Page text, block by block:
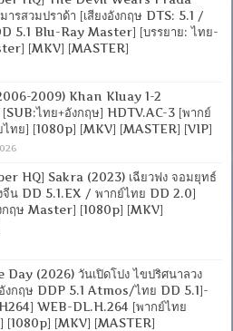
ารสวมปราด้า [เสียงอังกฤษ DTS: 5.1 /
5.1 Blu-Ray Master] [บรรยาย: ไทย-
[MKV] [MASTER]
2009) Khan Kluay 1-2
ไทย+อังกฤษ] HDTV.AC-3 [พากย์
ไทย] [1080p] [MKV] [MASTER] [VIP]
HQ] Sakra (2023) เฉียวฟง จอมยุทธ์
จีน DD 5.1.EX / พากย์ไทย DD 2.0]
กฤษ Master] [1080p] [MKV]
(2026) วันเปิดโปง ไขปริศนาลวง
งกฤษ DDP 5.1 Atmos/ไทย DD 5.1]-
WEB-DL.H.264 [พากย์ไทย
[1080p] [MKV] [MASTER]